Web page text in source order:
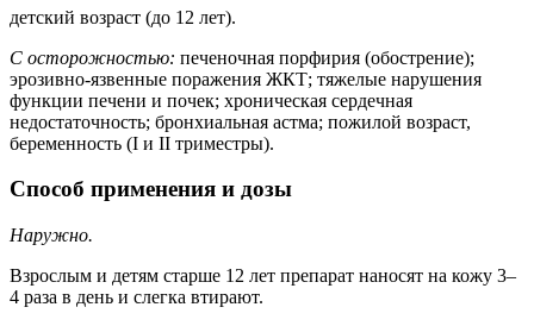
детский возраст (до 12 лет).
С осторожностью: печеночная порфирия (обострение);
эрозивно-язвенные поражения ЖКТ; тяжелые нарушения
функции печени и почек; хроническая сердечная
недостаточность; бронхиальная астма; пожилой возраст,
беременность (I и II триместры).
Способ применения и дозы
Наружно.
Взрослым и детям старше 12 лет препарат наносят на кожу 3–
4 раза в день и слегка втирают.